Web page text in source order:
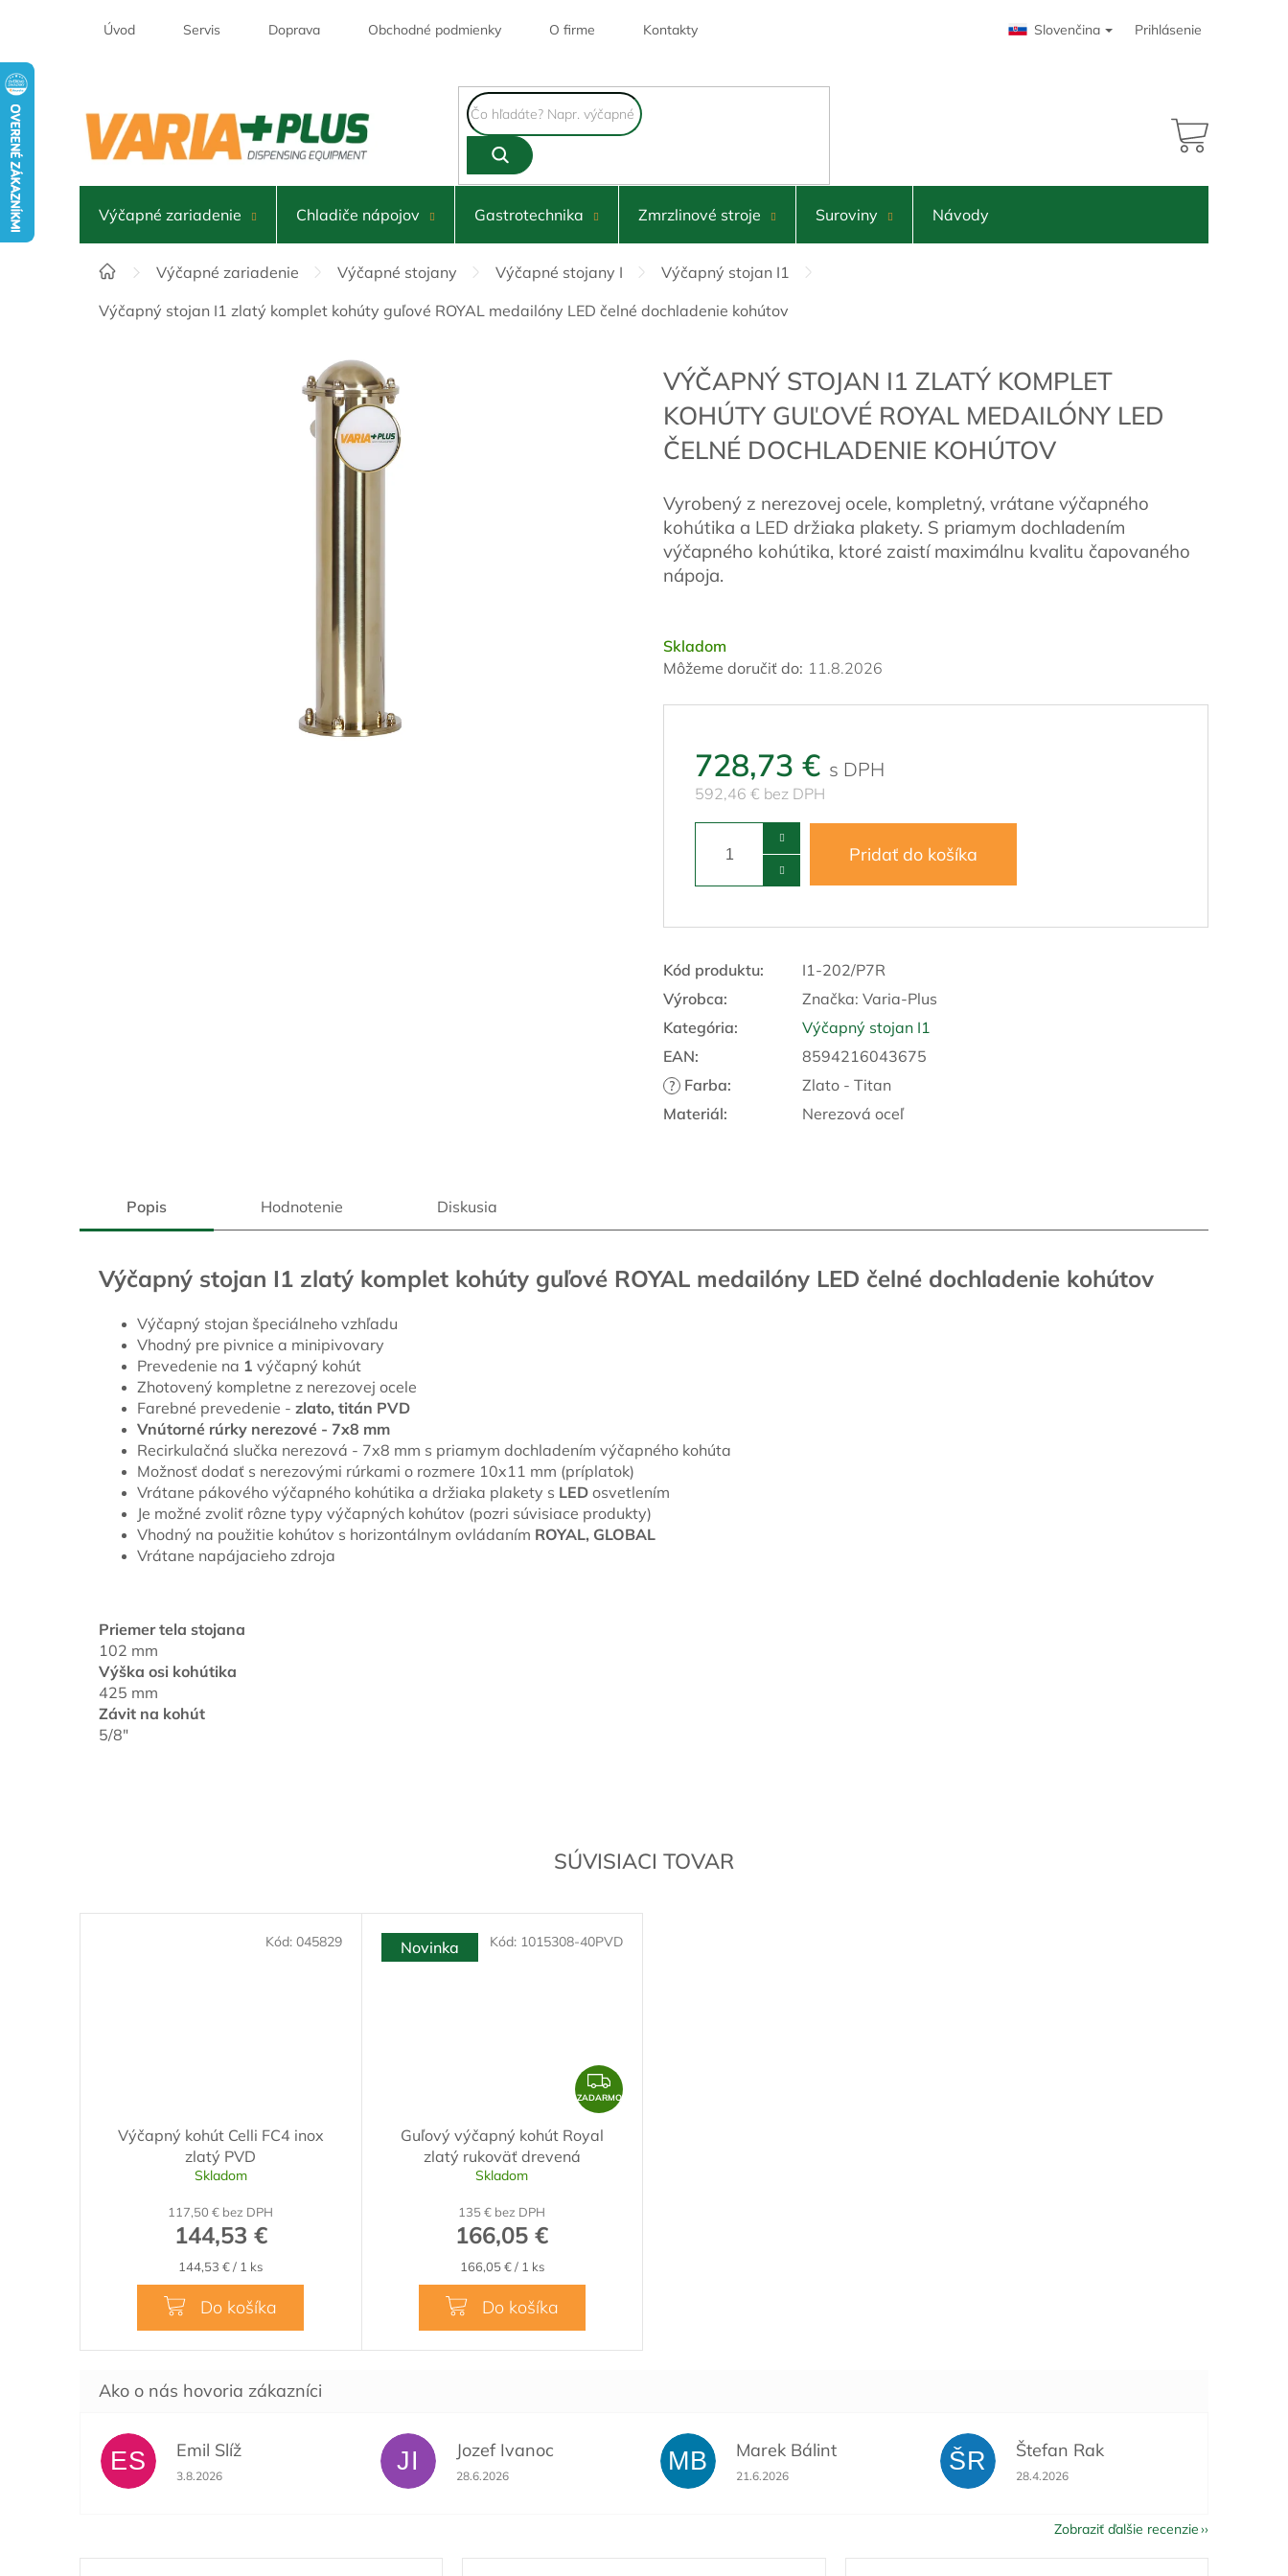
Úvod Servis Doprava Obchodné podmienky O firme Kontakty Slovenčina Prihlásenie
NÁKUPNÝ
Výčapné zariadenie Chladiče nápojov Gastrotechnika Zmrzlinové stroje Suroviny Návody
DomovVýčapné zariadenie Výčapné stojany Výčapné stojany I
Výčapný stojan I1
Výčapný stojan I1 zlatý komplet kohúty guľové ROYAL medailóny LED čelné dochladenie kohútov
VÝČAPNÝ STOJAN I1 ZLATÝ KOMPLET
KOHÚTY GUĽOVÉ ROYAL MEDAILÓNY LED
ČELNÉ DOCHLADENIE KOHÚTOV
Skladom
Môžeme doručiť do: 11.8.2026
728,73 €
592,46 € bez DPH
Pridať do košíka
Vyrobený z nerezovej ocele, kompletný, vrátane výčapného
kohútika a LED držiaka plakety. S priamym dochladením
výčapného kohútika, ktoré zaistí maximálnu kvalitu čapovaného
nápoja.
Kód produktu:
I1-202/P7R
Výrobca:
Značka: Varia-Plus
Kategória:
Výčapný stojan I1
EAN: 8594216043675
? Farba:
Zlato - Titan
Materiál: Nerezová oceľ
SÚVISIACI TOVAR
Výčapný kohút Celli FC4 inox
zlatý PVD
Skladom
117,50 € bez DPH
144,53 €
Jednotková
cena:
144,53 € / 1 ks
Do košíka
Kód: 045829 Novinka
Z
A
ZADARMO
Guľový výčapný kohút Royal
zlatý rukoväť drevená
Skladom
135 € bez DPH
166,05 €
Jednotková
cena:
166,05 € / 1 ks
Do košíka
Kód: 1015308-40PVD
Popis Hodnotenie Diskusia
Výčapný stojan I1 zlatý komplet kohúty guľové ROYAL medailóny LED čelné dochladenie kohútov
Výčapný stojan špeciálneho vzhľadu
Vhodný pre pivnice a minipivovary
Prevedenie na 1 výčapný kohút
Zhotovený kompletne z nerezovej ocele
Farebné prevedenie - zlato, titán PVD
Vnútorné rúrky nerezové - 7x8 mm
Recirkulačná slučka nerezová - 7x8 mm s priamym dochladením výčapného kohúta
Možnosť dodať s nerezovými rúrkami o rozmere 10x11 mm (príplatok)
Vrátane pákového výčapného kohútika a držiaka plakety s LED osvetlením
Je možné zvoliť rôzne typy výčapných kohútov (pozri súvisiace produkty)
Vhodný na použitie kohútov s horizontálnym ovládaním ROYAL, GLOBAL
Vrátane napájacieho zdroja
Priemer tela stojana
102 mm
Výška osi kohútika
425 mm
Závit na kohút
5/8"
ES Emil Slíž
Hodnotenie obchodu je 5 z 5 hviezdičiek.
3.8.2026
JI Jozef Ivanoc
Hodnotenie obchodu je 5 z 5 hviezdičiek.
28.6.2026
MB Marek Bálint
Hodnotenie obchodu je 5 z 5 hviezdičiek.
21.6.2026
ŠR Štefan Rak
Hodnotenie obchodu je 5 z 5 hviezdičiek.
28.4.2026
Zobraziť ďalšie recenzie